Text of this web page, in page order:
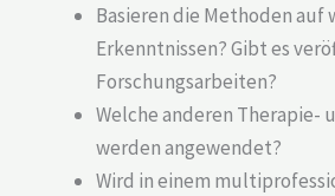
Basieren die Methoden auf
Erkenntnissen? Gibt es
Forschungsarbeiten?
Welche anderen Therapie-
werden angewendet?
Wird in einem